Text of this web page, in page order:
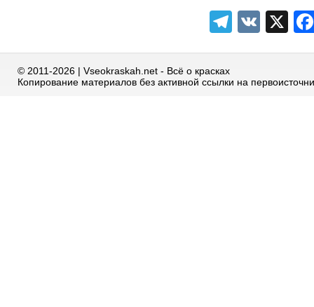
VK X
© 2011-2026 | Vseokraskah.net - Всё о красках
Копирование материалов без активной ссылки на